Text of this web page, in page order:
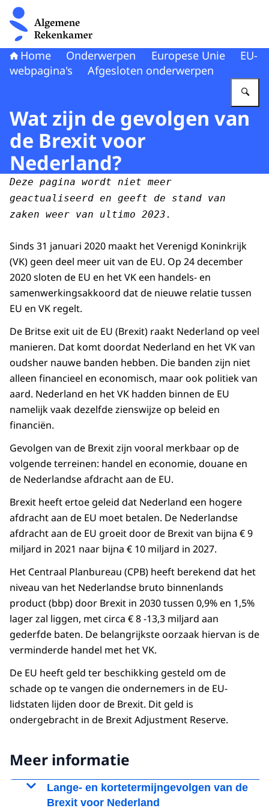
Naar de homepage van Algemene Rekenkamer
Home Onderwerpen Europese Unie
EU-
webpagina's
Afgesloten onderwerpen
Wat zijn de gevolgen van
de Brexit voor
Nederland?
Deze pagina wordt niet meer
geactualiseerd en geeft de stand van
zaken weer van ultimo 2023.
Sinds 31 januari 2020 maakt het Verenigd Koninkrijk
(VK) geen deel meer uit van de EU. Op 24 december
2020 sloten de EU en het VK een handels- en
samenwerkingsakkoord dat de nieuwe relatie tussen
EU en VK regelt.
De Britse exit uit de EU (Brexit) raakt Nederland op veel
manieren. Dat komt doordat Nederland en het VK van
oudsher nauwe banden hebben. Die banden zijn niet
alleen financieel en economisch, maar ook politiek van
aard. Nederland en het VK hadden binnen de EU
namelijk vaak dezelfde zienswijze op beleid en
financiën.
Gevolgen van de Brexit zijn vooral merkbaar op de
volgende terreinen: handel en economie, douane en
de Nederlandse afdracht aan de EU.
Brexit heeft ertoe geleid dat Nederland een hogere
afdracht aan de EU moet betalen. De Nederlandse
afdracht aan de EU groeit door de Brexit van bijna € 9
miljard in 2021 naar bijna € 10 miljard in 2027.
Het Centraal Planbureau (CPB) heeft berekend dat het
niveau van het Nederlandse bruto binnenlands
product (bbp) door Brexit in 2030 tussen 0,9% en 1,5%
lager zal liggen, met circa € 8 -13,3 miljard aan
gederfde baten. De belangrijkste oorzaak hiervan is de
verminderde handel met het VK.
De EU heeft geld ter beschikking gesteld om de
schade op te vangen die ondernemers in de EU-
lidstaten lijden door de Brexit. Dit geld is
ondergebracht in de Brexit Adjustment Reserve.
Meer informatie
Lange- en kortetermijngevolgen van de
Brexit voor Nederland